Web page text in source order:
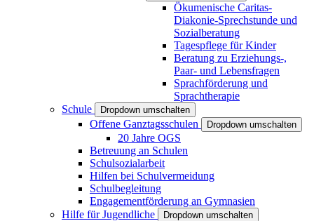
Ökumenische Caritas-
Diakonie-Sprechstunde und
Sozialberatung
Tagespflege für Kinder
Beratung zu Erziehungs-,
Paar- und Lebensfragen
Sprachförderung und
Sprachtherapie
Schule
Dropdown umschalten
Offene Ganztagsschulen Dropdown umschalten
20 Jahre OGS
Betreuung an Schulen
Schulsozialarbeit
Hilfen bei Schulvermeidung
Schulbegleitung
Engagementförderung an Gymnasien
Hilfe für Jugendliche
Dropdown umschalten